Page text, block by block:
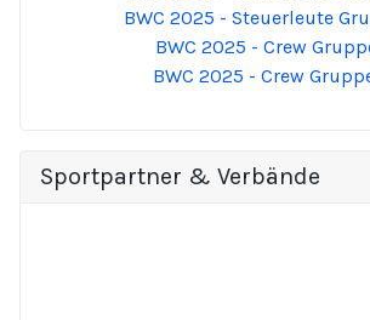
BWC 2025 - Steuerleute
BWC 2025 - Crew
BWC 2025 - Crew
Sportpartner & Verbände